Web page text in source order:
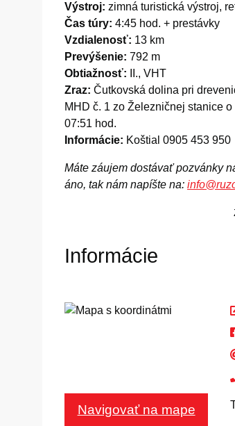
Výstroj: zimná turistická výstroj,
Čas túry: 4:45 hod. + prestávky
Vzdialenosť: 13 km
Prevýšenie: 792 m
Obtiažnosť: II., VHT
Zraz: Čutkovská dolina pri
MHD č. 1 zo Železničnej stanice
07:51 hod.
Informácie: Koštial 0905 453 950
Máte záujem dostávať pozvánky
áno, tak nám napíšte na:
Informácie
Navigovať na mape